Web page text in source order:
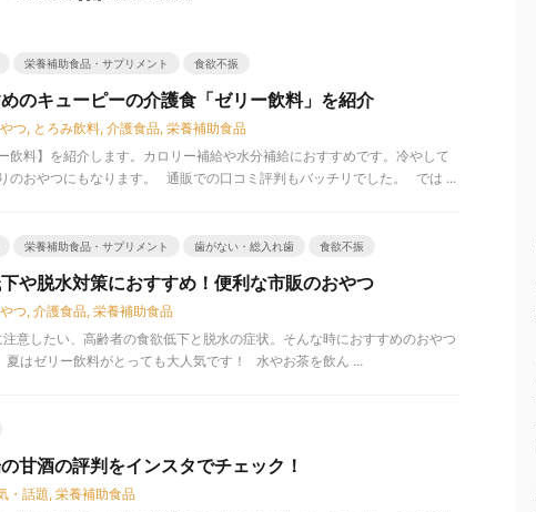
栄養補助食品・サプリメント 食欲不振
のキューピーの介護食「ゼリー飲料」を紹介
つ, とろみ飲料, 介護食品, 栄養補助食品
飲料】を紹介します。カロリー補給や水分補給におすすめです。冷やして
のおやつにもなります。 通販での口コミ評判もバッチリでした。 では ...
栄養補助食品・サプリメント 歯がない・総入れ歯 食欲不振
や脱水対策におすすめ！便利な市販のおやつ
つ, 介護食品, 栄養補助食品
意したい、高齢者の食欲低下と脱水の症状。そんな時におすすめのおやつ
はゼリー飲料がとっても大人気です！ 水やお茶を飲ん ...
甘酒の評判をインスタでチェック！
・話題, 栄養補助食品